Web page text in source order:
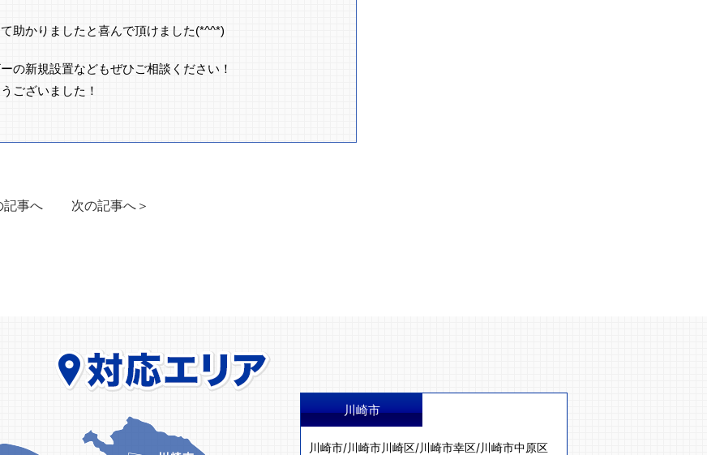
助かりましたと喜んで頂けました(*^^*)
の新規設置などもぜひご相談ください！
ございました！
記事へ 次の記事へ＞
川崎市
川崎市/川崎市川崎区/川崎市幸区/川崎市中原区